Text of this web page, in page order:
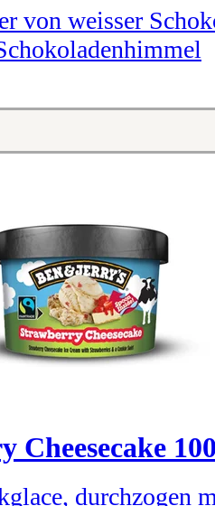
von weisser
Cheesecake
durchzogen